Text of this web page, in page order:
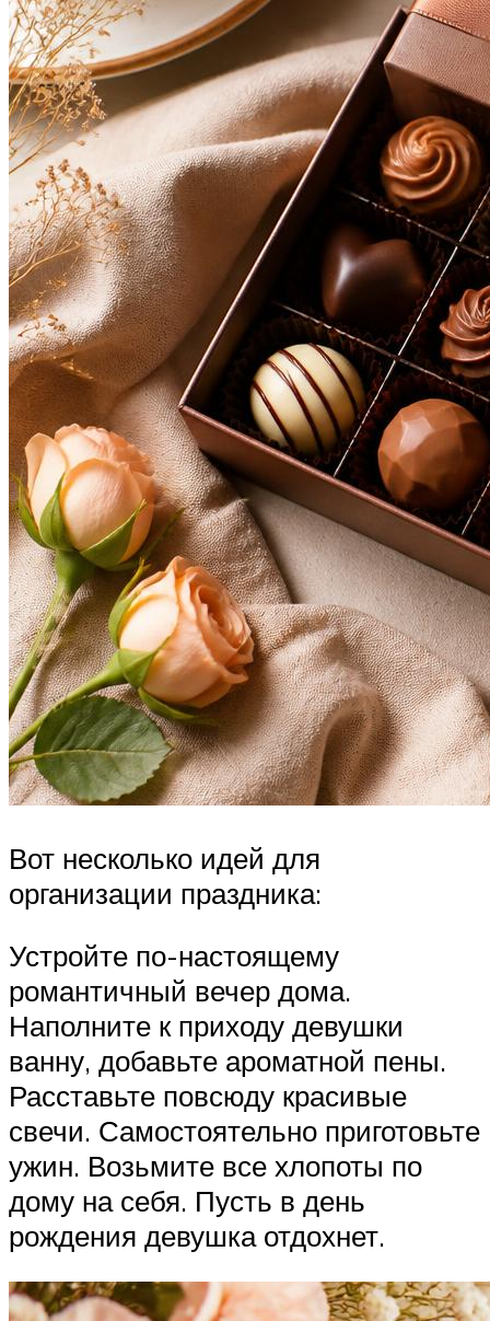
Вот несколько идей для
организации праздника:
Устройте по-настоящему
романтичный вечер дома.
Наполните к приходу девушки
ванну, добавьте ароматной пены.
Расставьте повсюду красивые
свечи. Самостоятельно приготовьте
ужин. Возьмите все хлопоты по
дому на себя. Пусть в день
рождения девушка отдохнет.